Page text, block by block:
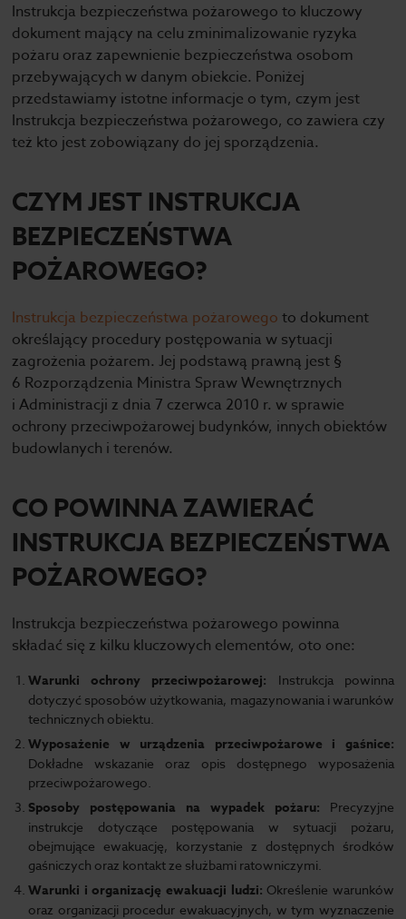
Instrukcja bezpieczeństwa pożarowego to kluczowy
dokument mający na celu zminimalizowanie ryzyka
pożaru oraz zapewnienie bezpieczeństwa osobom
przebywających w danym obiekcie. Poniżej
przedstawiamy istotne informacje o tym, czym jest
Instrukcja bezpieczeństwa pożarowego, co zawiera czy
też kto jest zobowiązany do jej sporządzenia.
CZYM JEST INSTRUKCJA
BEZPIECZEŃSTWA
POŻAROWEGO?
Instrukcja bezpieczeństwa pożarowego to dokument
określający procedury postępowania w sytuacji
zagrożenia pożarem. Jej podstawą prawną jest §
6 Rozporządzenia Ministra Spraw Wewnętrznych
i Administracji z dnia 7 czerwca 2010 r. w sprawie
ochrony przeciwpożarowej budynków, innych obiektów
budowlanych i terenów.
CO POWINNA ZAWIERAĆ
INSTRUKCJA BEZPIECZEŃSTWA
POŻAROWEGO?
Instrukcja bezpieczeństwa pożarowego powinna
składać się z kilku kluczowych elementów, oto one:
Warunki ochrony przeciwpożarowej: Instrukcja powinna
dotyczyć sposobów użytkowania, magazynowania i warunków
technicznych obiektu.
Wyposażenie w urządzenia przeciwpożarowe i gaśnice:
Dokładne wskazanie oraz opis dostępnego wyposażenia
przeciwpożarowego.
Sposoby postępowania na wypadek pożaru: Precyzyjne
instrukcje dotyczące postępowania w sytuacji pożaru,
obejmujące ewakuację, korzystanie z dostępnych środków
gaśniczych oraz kontakt ze służbami ratowniczymi.
Warunki i organizację ewakuacji ludzi: Określenie warunków
oraz organizacji procedur ewakuacyjnych, w tym wyznaczenie